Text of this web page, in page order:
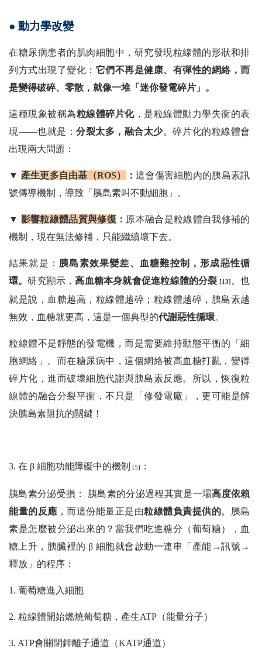
● 動力學改變
在糖尿病患者的肌肉細胞中，研究發現粒線體的形狀和排
列方式出現了變化： 它們不再是健康、有彈性的網絡，而
是變得破碎、零散，就像一堆「迷你發電碎片」。
這種現象被稱為粒線體碎片化，是粒線體動力學失衡的表
現——也就是：分裂太多，融合太少。碎片化的粒線體會
出現兩大問題：
▼ 產生更多自由基（ROS） ： 這會傷害細胞內的胰島素訊
號傳導機制，導致「胰島素叫不動細胞」。
▼ 影響粒線體品質與修復 ： 原本融合是粒線體自我修補的
機制，現在無法修補，只能繼續壞下去。
結果就是： 胰島素效果變差、血糖難控制，形成惡性循
環。研究顯示，高血糖本身就會促進粒線體的分裂 [13] 。也
就是說，血糖越高，粒線體越碎；粒線體越碎，胰島素越
無效，血糖就更高，這是一個典型的代謝惡性循環。
粒線體不是靜態的發電機，而是需要維持動態平衡的「細
胞網絡」。而在糖尿病中，這個網絡被高血糖打亂，變得
碎片化，進而破壞細胞代謝與胰島素反應。所以，恢復粒
線體的融合分裂平衡，不只是「修發電廠」，更可能是解
決胰島素阻抗的關鍵！
3. 在 β 細胞功能障礙中的機制 [5] ：
胰島素分泌受損： 胰島素的分泌過程其實是一場高度依賴
能量的反應 ，而這份能量正是由粒線體負責提供的。胰島
素是怎麼被分泌出來的？當我們吃進糖分（葡萄糖），血
糖上升，胰臟裡的 β 細胞就會啟動一連串「產能→訊號→
釋放」的程序：
1. 葡萄糖進入細胞
2. 粒線體開始燃燒葡萄糖，產生ATP（能量分子）
3. ATP會關閉鉀離子通道（KATP通道）